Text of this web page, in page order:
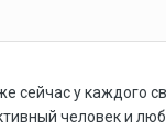
сейчас у каждого
человек и